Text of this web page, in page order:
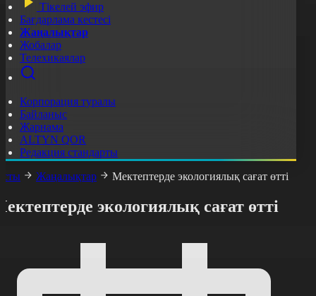
Тікелей эфир
Бағдарлама кестесі
Жаңалықтар
Жобалар
Телехикаялар
Корпорация туралы
Байланыс
Жарнама
ALTYN QOR
Редакция стандарты
Жаңалықтар Мектептерде экологиялық сағат өтті
экологиялық сағат өтті